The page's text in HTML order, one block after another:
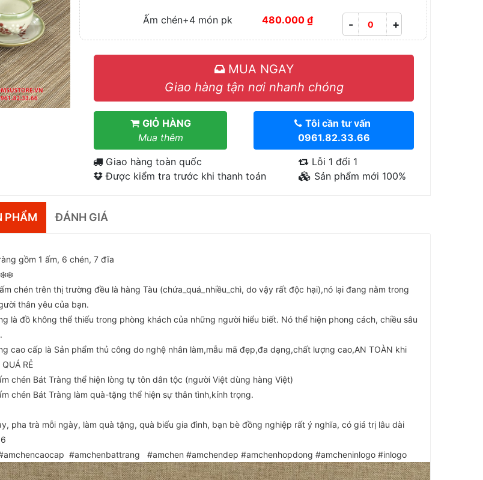
Ấm chén+4 món pk 480.000 ₫ - +
MUA NGAY
Giao hàng tận nơi nhanh chóng
GIỎ HÀNG
Mua thêm
Tôi cần tư vấn
0961.82.33.66
Giao hàng toàn quốc
Được kiểm tra trước khi thanh toán
Lỗi 1 đổi 1
Sản phẩm mới 100%
PHẨM ĐÁNH GIÁ
gồm 1 ấm, 6 chén, 7 đĩa
chén trên thị trường đều là hàng Tàu (chứa_quá_nhiều_chì, do vậy rất độc hại),nó lại đang nằm trong
thân yêu của bạn.
là đồ không thể thiếu trong phòng khách của những người hiểu biết. Nó thể hiện phong cách, chiều sâu
cao cấp là Sản phẩm thủ công do nghệ nhân làm,mẫu mã đẹp,đa dạng,chất lượng cao,AN TOÀN khi
RẺ
chén Bát Tràng thể hiện lòng tự tôn dân tộc (người Việt dùng hàng Việt)
chén Bát Tràng làm quà-tặng thể hiện sự thân tình,kính trọng.
pha trà mỗi ngày, làm quà tặng, quà biếu gia đình, bạn bè đồng nghiệp rất ý nghĩa, có giá trị lâu dài
#amchenbattrang #amchen #amchendep #amchenhopdong #amcheninlogo #inlogo